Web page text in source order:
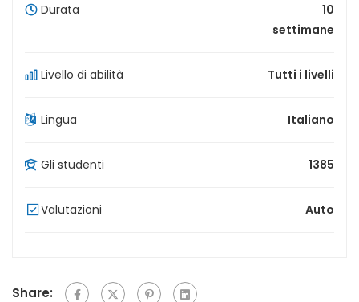
Durata
10
settimane
Livello di abilità Tutti i livelli
Lingua Italiano
Gli studenti 1385
Valutazioni Auto
Share: